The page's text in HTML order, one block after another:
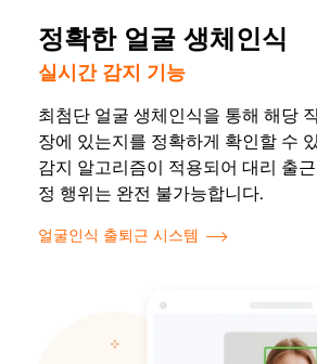
정확한 얼굴 생체인식
실시간 감지 기능
최첨단 얼굴 생체인식을 통해 해당
장에 있는지를 정확하게 확인할 수
감지 알고리즘이 적용되어 대리 출
정 행위는 완전 불가능합니다.
얼굴인식 출퇴근 시스템